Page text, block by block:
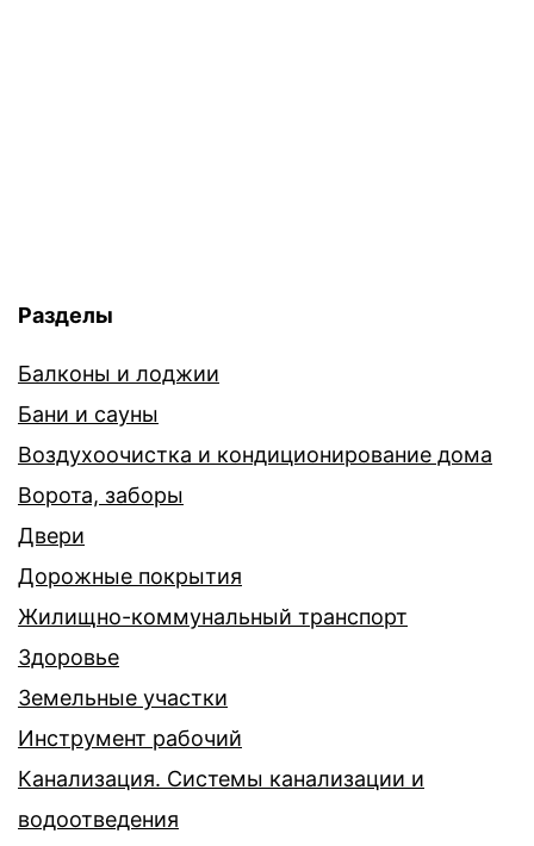
Разделы
Балконы и лоджии
Бани и сауны
Воздухоочистка и кондиционирование дома
Ворота, заборы
Двери
Дорожные покрытия
Жилищно-коммунальный транспорт
Здоровье
Земельные участки
Инструмент рабочий
Канализация. Системы канализации и
водоотведения